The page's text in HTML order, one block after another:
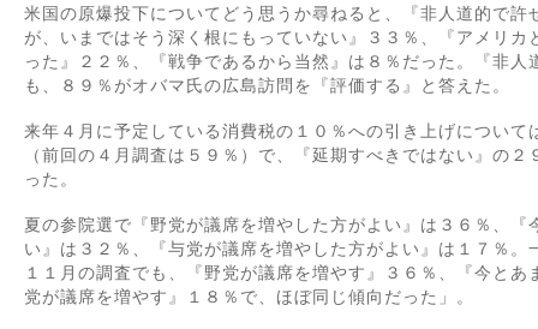
米国の原爆投下についてどう思うか尋ねると、『非人道的で
が、いまではそう深く根にもっていない』３３％、『アメリ
った』２２％、『戦争であるから当然』は８％だった。『非
も、８９％がオバマ氏の広島訪問を『評価する』と答えた。
来年４月に予定している消費税の１０％への引き上げについ
（前回の４月調査は５９％）で、『延期すべきではない』の
った。
夏の参院選で『野党が議席を増やした方がよい』は３６％、
い』は３２％、『与党が議席を増やした方がよい』は１７％
１１月の調査でも、『野党が議席を増やす』３６％、『今と
党が議席を増やす』１８％で、ほぼ同じ傾向だった」。